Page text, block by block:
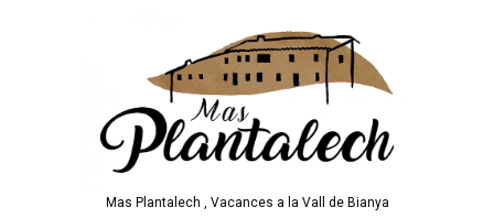
Mas Plantalech , Vacances a la Vall de Bianya